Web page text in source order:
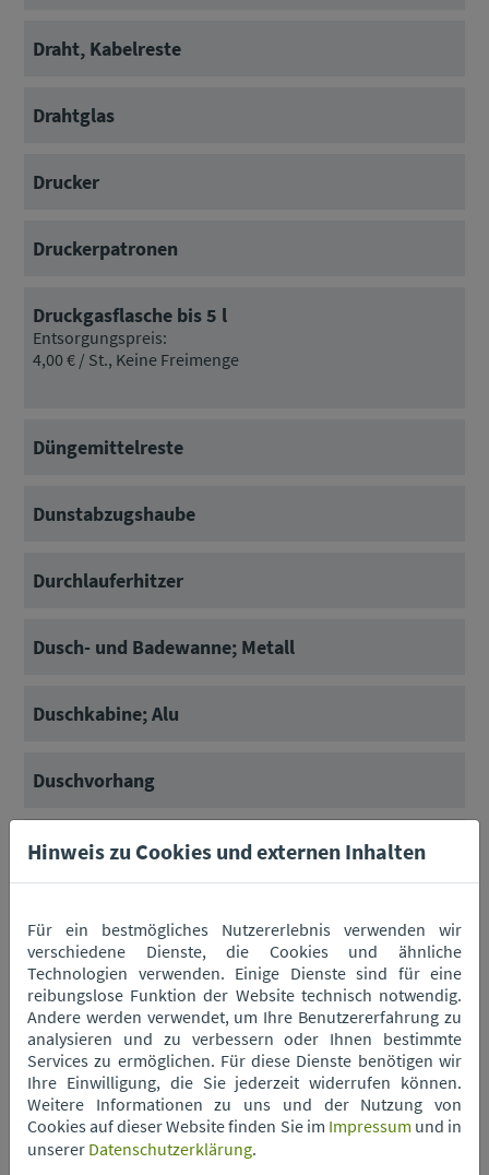
Draht, Kabelreste
Drahtglas
Drucker
Druckerpatronen
Druckgasflasche bis 5 l
Entsorgungspreis:
4,00 € / St., Keine Freimenge
Düngemittelreste
Dunstabzugshaube
Durchlauferhitzer
Dusch- und Badewanne; Metall
Duschkabine; Alu
Duschvorhang
Duschwanne, Acryl
Eierkartons
Eierkocher
Eierschalen
Hinweis zu Cookies und externen Inhalten
Für ein bestmögliches Nutzererlebnis verwenden wir
verschiedene Dienste, die Cookies und ähnliche
Technologien verwenden. Einige Dienste sind für eine
reibungslose Funktion der Website technisch notwendig.
Andere werden verwendet, um Ihre Benutzererfahrung zu
analysieren und zu verbessern oder Ihnen bestimmte
Services zu ermöglichen. Für diese Dienste benötigen wir
Ihre Einwilligung, die Sie jederzeit widerrufen können.
Weitere Informationen zu uns und der Nutzung von
Cookies auf dieser Website finden Sie im Impressum und in
unserer Datenschutzerklärung.